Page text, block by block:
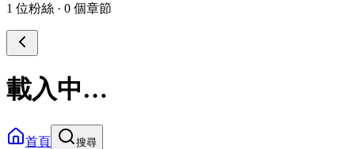
1 位粉絲 · 0 個章節
載入中…
首頁 搜尋